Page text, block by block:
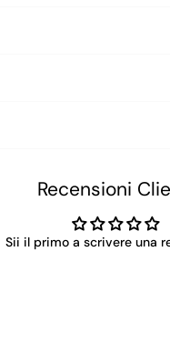
Recensioni
Sii il primo a scrivere una